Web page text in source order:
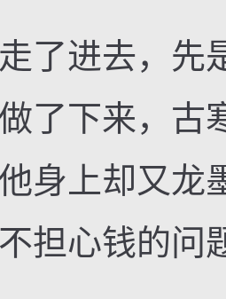
进去，先
了下来，古
身上却又龙
担心钱的问